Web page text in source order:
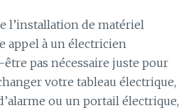
l’installation de matériel
appel à un électricien
pas nécessaire juste pour
votre tableau électrique,
ou un portail électrique,